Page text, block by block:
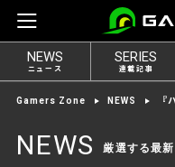
NEWS
ニュース
SERIES
連載記事
Gamers Zone NEWS 『ハ
NEWS 厳選する最